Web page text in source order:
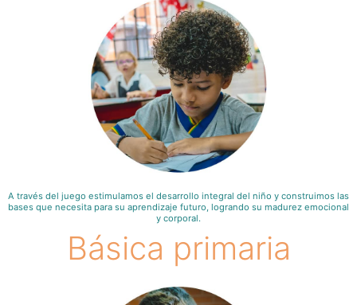
A través del juego estimulamos el desarrollo integral del niño y construimos las
bases que necesita para su aprendizaje futuro, logrando su madurez emocional
y corporal.
Básica primaria